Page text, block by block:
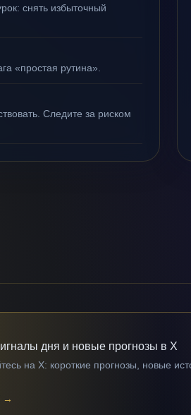
снять избыточный
«простая рутина».
Следите за риском
дня и новые прогнозы в X
на X: короткие прогнозы, новые
→